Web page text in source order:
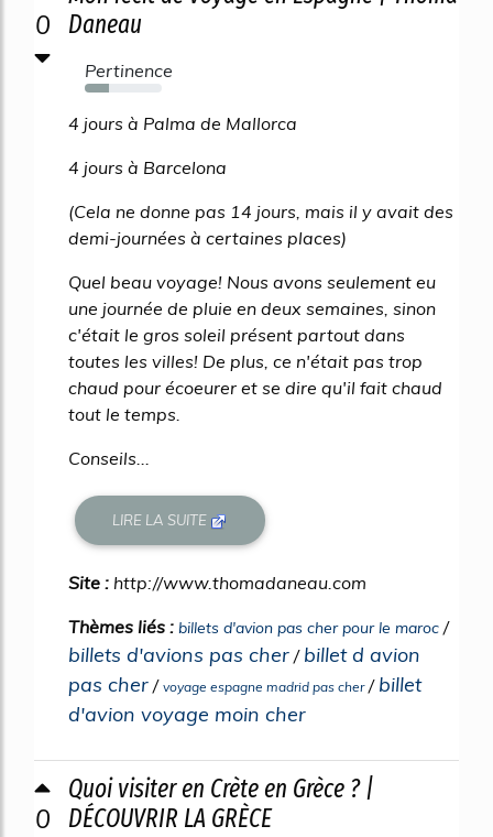
0
Daneau
Pertinence
32%
4 jours à Palma de Mallorca
4 jours à Barcelona
(Cela ne donne pas 14 jours, mais il y avait des
demi-journées à certaines places)
Quel beau voyage! Nous avons seulement eu
une journée de pluie en deux semaines, sinon
c'était le gros soleil présent partout dans
toutes les villes! De plus, ce n'était pas trop
chaud pour écoeurer et se dire qu'il fait chaud
tout le temps.
Conseils...
LIRE LA SUITE
Site : http://www.thomadaneau.com
Thèmes liés : billets d'avion pas cher pour le maroc /
billets d'avions pas cher / billet d avion
pas cher / voyage espagne madrid pas cher/ billet
d'avion voyage moin cher
0
Quoi visiter en Crète en Grèce ? |
DÉCOUVRIR LA GRÈCE